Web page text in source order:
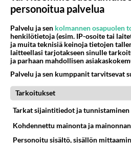
kunde
31.12.2008 16:11
EXCEL
Nostetaanpas vanha juttu esille
http://keskustelu.suomi24.fi/
kunde
personoitua palvelua
Palvelu ja sen kolmannen osapuolen
henkilötietoja (esim. IP-osoite tai
ja muita teknisiä keinoja tietojen
laitteellasi tarjotakseen sinulle
ja parhaan mahdollisen
Palvelu ja sen kumppanit tarvitsevat
Tarkoitukset
Tarkat sijaintitiedot ja
Kohdennettu mainonta ja
Personoitu sisältö, sisällön